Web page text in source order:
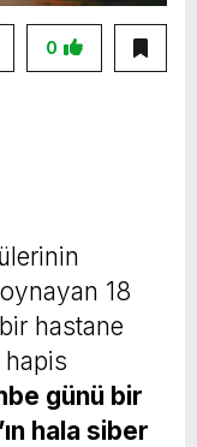
0
18
hastane
günü bir
hala siber